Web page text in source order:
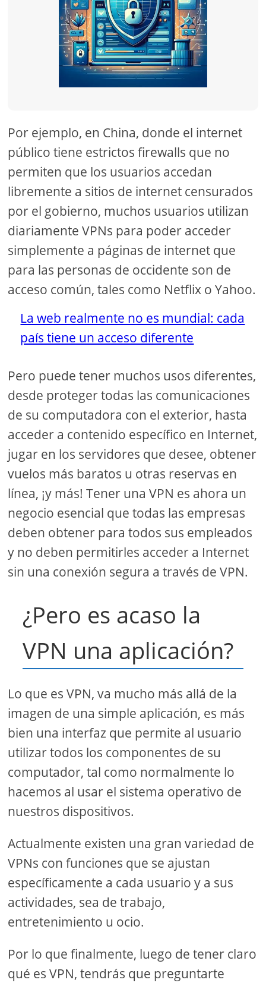
Por ejemplo, en China, donde el internet
público tiene estrictos firewalls que no
permiten que los usuarios accedan
libremente a sitios de internet censurados
por el gobierno, muchos usuarios utilizan
diariamente VPNs para poder acceder
simplemente a páginas de internet que
para las personas de occidente son de
acceso común, tales como Netflix o Yahoo.
La web realmente no es mundial: cada
país tiene un acceso diferente
Pero puede tener muchos usos diferentes,
desde proteger todas las comunicaciones
de su computadora con el exterior, hasta
acceder a contenido específico en Internet,
jugar en los servidores que desee, obtener
vuelos más baratos u otras reservas en
línea, ¡y más! Tener una VPN es ahora un
negocio esencial que todas las empresas
deben obtener para todos sus empleados
y no deben permitirles acceder a Internet
sin una conexión segura a través de VPN.
¿Pero es acaso la
VPN una aplicación?
Lo que es VPN, va mucho más allá de la
imagen de una simple aplicación, es más
bien una interfaz que permite al usuario
utilizar todos los componentes de su
computador, tal como normalmente lo
hacemos al usar el sistema operativo de
nuestros dispositivos.
Actualmente existen una gran variedad de
VPNs con funciones que se ajustan
específicamente a cada usuario y a sus
actividades, sea de trabajo,
entretenimiento u ocio.
Por lo que finalmente, luego de tener claro
qué es VPN, tendrás que preguntarte